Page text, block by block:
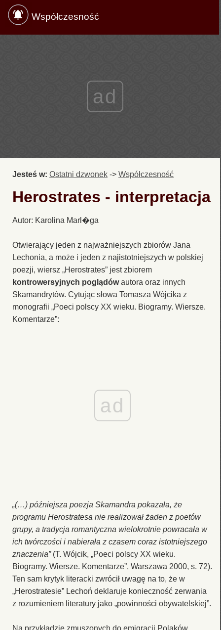
Współczesność
ad
Jesteś w: Ostatni dzwonek -> Współczesność
Herostrates - interpretacja
Autor: Karolina Marl�ga
Otwierający jeden z najważniejszych zbiorów Jana
Lechonia, a może i jeden z najistotniejszych w polskiej
poezji, wiersz „Herostrates” jest zbiorem
kontrowersyjnych poglądówautora oraz innych
Skamandrytów. Cytując słowa Tomasza Wójcika z
monografii „Poeci polscy XX wieku. Biogramy. Wiersze.
Komentarze”:
ad
„(…) późniejsza poezja Skamandra pokazała, że
programu Herostratesa nie realizował żaden z poetów
grupy, a tradycja romantyczna wielokrotnie powracała w
ich twórczości i nabierała z czasem coraz istotniejszego
znaczenia”(T. Wójcik, „Poeci polscy XX wieku.
Biogramy. Wiersze. Komentarze”, Warszawa 2000, s. 72).
Ten sam krytyk literacki zwrócił uwagę na to, że w
„Herostratesie” Lechoń deklaruje konieczność zerwania
z rozumieniem literatury jako „powinności obywatelskiej”.
Na przykładzie zmuszonych do emigracji Polaków,